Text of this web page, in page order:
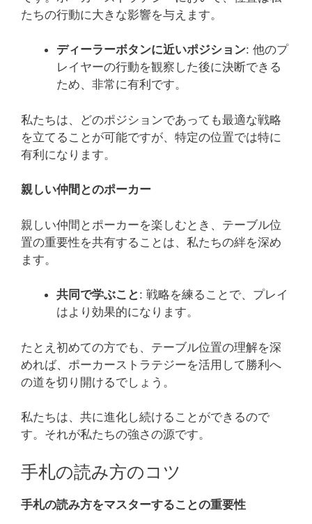
たちの行動に大きな影響を与えます。
ディーラーボタンに近いポジション: 他のプ
レイヤーの行動を観察した後に決断できる
ため、非常に有利です。
私たちは、どのポジションであっても最適な戦略
を立てることが可能ですが、特定の位置では特に
有利になります。
親しい仲間とのポーカー
親しい仲間とポーカーを楽しむとき、テーブル位
置の重要性を共有することは、私たちの絆を深め
ます。
共同で学ぶこと : 戦略を練ることで、プレイ
はより効果的になります。
たとえ初めての方でも、テーブル位置の理解を深
めれば、ポーカーストラテジーを活用して勝利へ
の道を切り開けるでしょう。
私たちは、共に進化し続けることができるので
す。それが私たちの強さの源です。
手札の読み方のコツ
手札の読み方をマスターすることの重要性